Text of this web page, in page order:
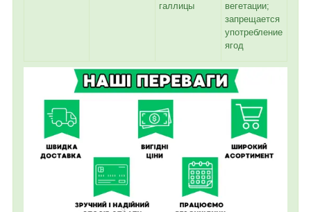
галлицы
вегетации;
запрещается
употребление
ягод